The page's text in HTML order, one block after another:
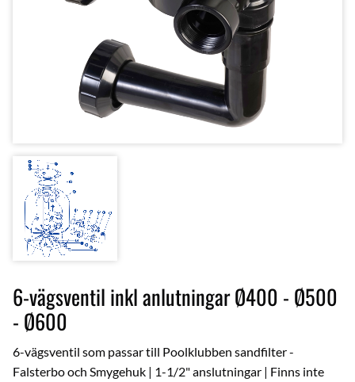
6-vägsventil inkl anlutningar Ø400 - Ø500
- Ø600
6-vägsventil som passar till Poolklubben sandfilter -
Falsterbo och Smygehuk | 1-1/2" anslutningar | Finns inte